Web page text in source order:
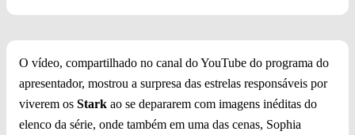
O vídeo, compartilhado no canal do YouTube do programa do
apresentador, mostrou a surpresa das estrelas responsáveis por
viverem os Stark ao se depararem com imagens inéditas do
elenco da série, onde também em uma das cenas, Sophia